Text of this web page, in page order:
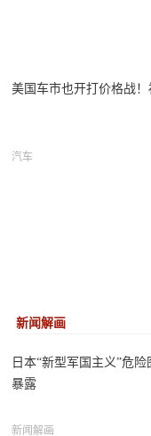
美国车市也开打价格战
汽车
新闻解画
日本“新型军国主义”危
暴露
新闻解画